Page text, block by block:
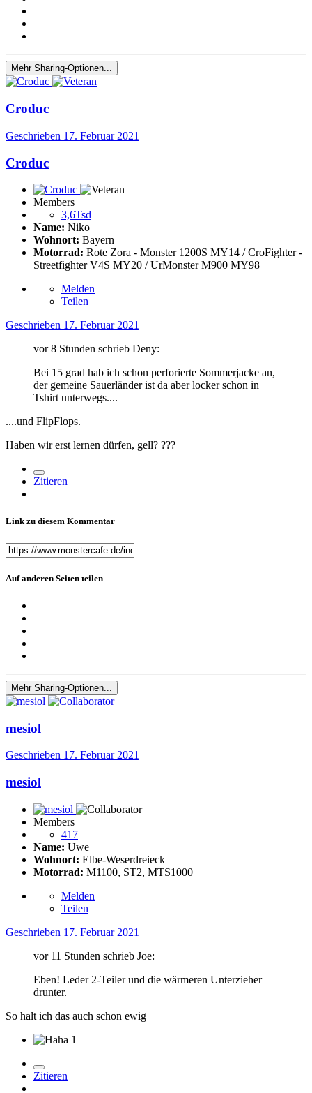
Mehr Sharing-Optionen...
Croduc
Geschrieben 17. Februar 2021
Croduc
Members
3,6Tsd
Name: Niko
Wohnort: Bayern
Motorrad: Rote Zora - Monster 1200S MY14 / CroFighter -
Streetfighter V4S MY20 / UrMonster M900 MY98
Melden
Teilen
Geschrieben 17. Februar 2021
vor 8 Stunden schrieb Deny:
Bei 15 grad hab ich schon perforierte Sommerjacke an,
der gemeine Sauerländer ist da aber locker schon in
Tshirt unterwegs....
....und FlipFlops.
Haben wir erst lernen dürfen, gell? ???
Zitieren
Link zu diesem Kommentar
Auf anderen Seiten teilen
Mehr Sharing-Optionen...
mesiol
Geschrieben 17. Februar 2021
mesiol
Members
417
Name: Uwe
Wohnort: Elbe-Weserdreieck
Motorrad: M1100, ST2, MTS1000
Melden
Teilen
Geschrieben 17. Februar 2021
vor 11 Stunden schrieb Joe:
Eben! Leder 2-Teiler und die wärmeren Unterzieher
drunter.
So halt ich das auch schon ewig
1
Zitieren